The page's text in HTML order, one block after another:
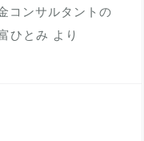
コンサルタントの
ひとみ より